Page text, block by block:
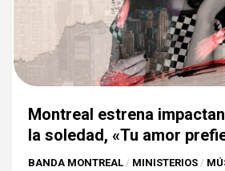
Montreal estrena
la soledad, «Tu amor
BANDA MONTREAL / MINISTERIOS /